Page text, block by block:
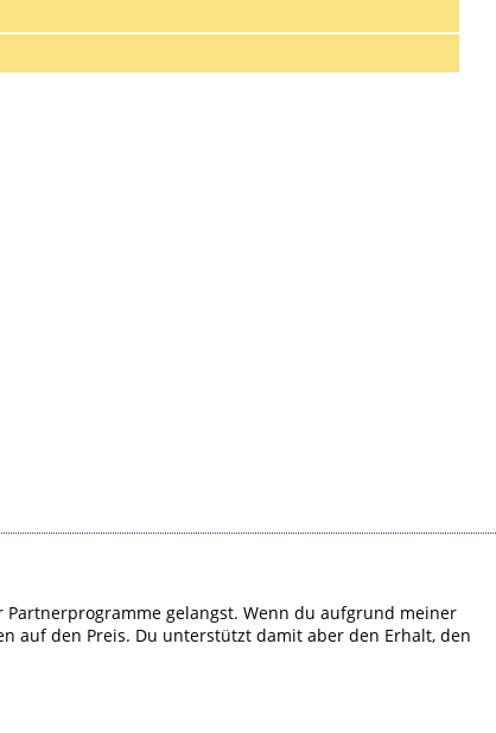
gelangst. Wenn du aufgrund meiner
auf den Preis. Du unterstützt damit aber den Erhalt, den